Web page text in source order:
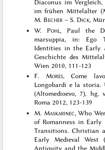
Diaconus im
im frühen Mittelalter
M. Becher – S. Dick,
W. Pohl , Paul the
marsuppia, in: Ego
Identities in the Early
Geschichte des
Wien 2010, 111-123
F. Mores, Come
Longobardi e la storia.
(Altomedioevo, 7), hg.
Roma 2012, 123-139
M. Maskarinec, Who
of Romanness in Early
Transitions. Christian
Early Medieval West
Antiquity and the